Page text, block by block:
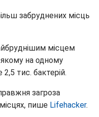
забруднених місць
місцем
якому на одному
тис. бактерій.
загроза
пише Lifehacker.